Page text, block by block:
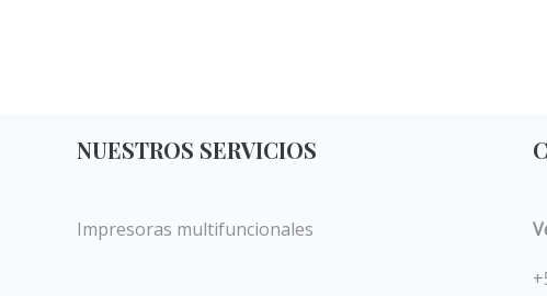
NUESTROS SERVICIOS
Impresoras multifuncionales